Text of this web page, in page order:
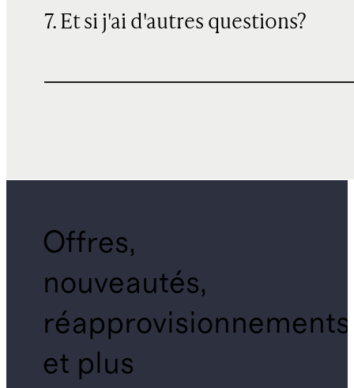
7. Et si j'ai d'autres questions?
Offres,
nouveautés,
réapprovisionnements
et plus